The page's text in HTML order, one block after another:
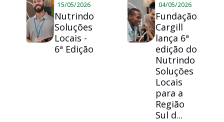
15/05/2026
Nutrindo
Soluções
Locais -
6ª Edição
04/05/2026
Fundação
Cargill
lança 6ª
edição do
Nutrindo
Soluções
Locais
para a
Região
Sul d...